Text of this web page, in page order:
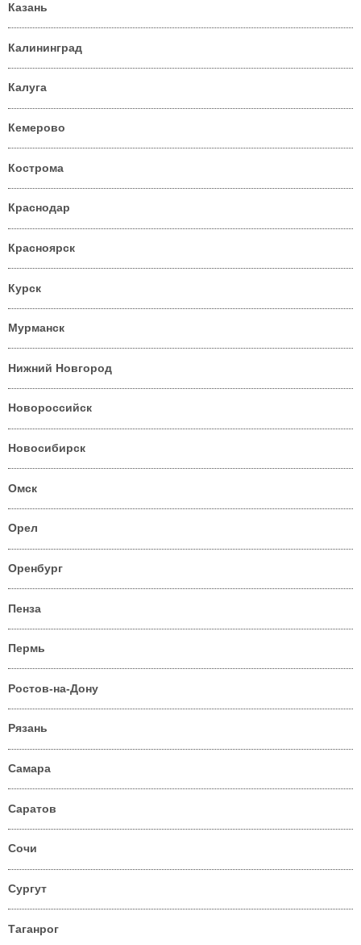
Казань
Калининград
Калуга
Кемерово
Кострома
Краснодар
Красноярск
Курск
Мурманск
Нижний Новгород
Новороссийск
Новосибирск
Омск
Орел
Оренбург
Пенза
Пермь
Ростов-на-Дону
Рязань
Самара
Саратов
Сочи
Сургут
Таганрог